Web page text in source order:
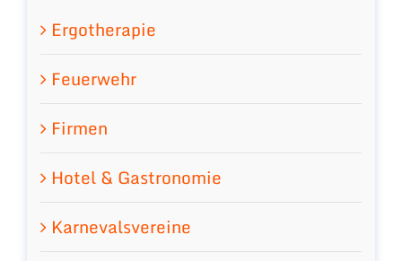
Ergotherapie
Feuerwehr
Firmen
Hotel & Gastronomie
Karnevalsvereine